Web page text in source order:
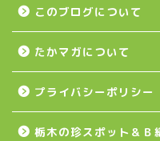
このブログについて
たかマガについて
プライバシーポリシー
栃木の珍スポット＆Ｂ